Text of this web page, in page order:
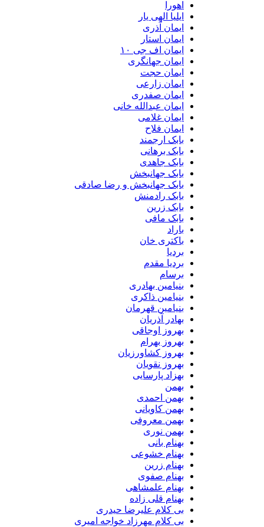
ایلیا الهی یار
ایمان آذری
ایمان استار
ایمان اف جی ۱۰
ایمان جهانگری
ایمان حجت
ایمان زارعی
ایمان صفدری
ایمان عبدالله خانی
ایمان غلامی
ایمان فلاح
بابک ارجمند
بابک برهانی
بابک جاهدی
بابک جهانبخش
بابک جهانبخش و رضا صادقی
بابک رادمنش
بابک زرین
بابک مافی
باکتری خان
بردیا مقدم
بنیامین بهادری
بنیامین ذاکری
بنیامین قهرمان
بهادر آذریان
بهروز اوجاقی
بهروز بهرام
بهروز کشاورزیان
بهروز نقویان
بهزاد پارسایی
بهمن احمدی
بهمن کاویانی
بهمن معروفی
بهمن نوری
بهنام بانی
بهنام خشوعی
بهنام زرین
بهنام صفوی
بهنام علمشاهی
بهنام قلی زاده
بی کلام علیرضا حیدری
بی کلام مهرزاد خواجه امیری